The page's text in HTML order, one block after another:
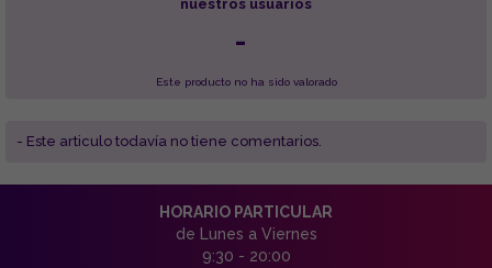
nuestros usuarios
-
Este producto no ha sido valorado
- Este articulo todavía no tiene comentarios.
HORARIO PARTICULAR
de Lunes a Viernes
9:30 - 20:00